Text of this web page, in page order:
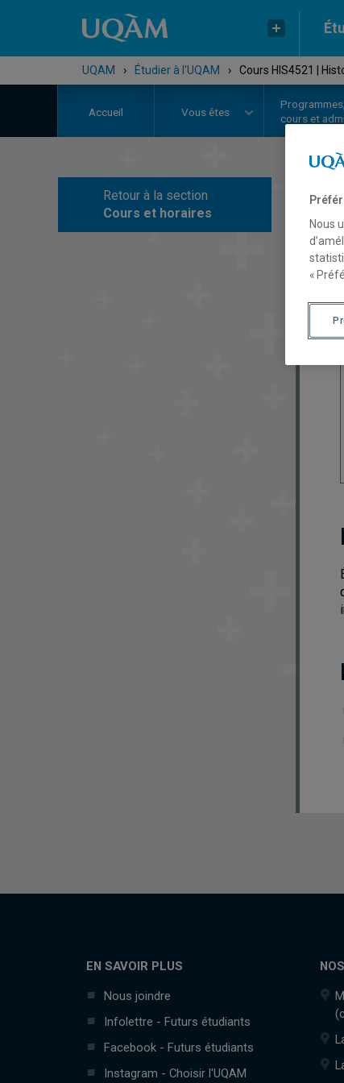
UQAM › Étudier à l'UQAM › Cours HIS4521 |
Accueil Vous êtes
Programmes,
cours et
Retour à la section
Cours et horaires
EN SAVOIR PLUS
Nous joindre
Infolettre - Futurs étudiants
Facebook - Futurs étudiants
Instagram - Choisir l'UQAM
Nous
«